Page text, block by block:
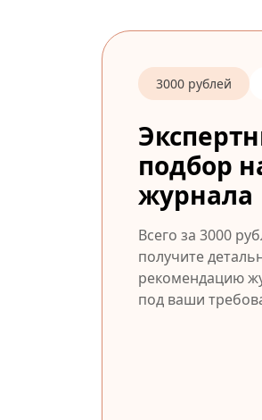
3000 рублей
подбор
журнала
Всего за 3000
получите
рекомендацию
под ваши